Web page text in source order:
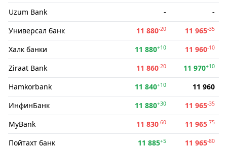
Uzum Bank -
-
Универсал банк
11 880-20 11 965-35
Халк банки 11 880+10 11 960-10
Ziraat Bank 11 860-20 11 970+10
Hamkorbank 11 840+10
11 960
ИнфинБанк
11 880+30 11 965-35
MyBank 11 830-60 11 965-75
Пойтахт банк 11 885+5 11 965-80